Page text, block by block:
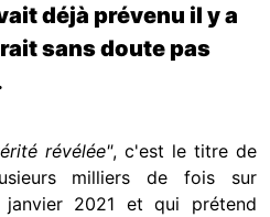
déjà prévenu il y a
sans doute pas
révélée", c'est le titre de
milliers de fois sur
2021 et qui prétend